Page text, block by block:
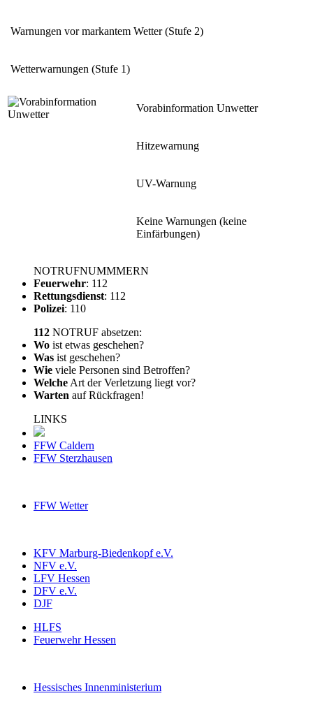
Warnungen vor markantem Wetter (Stufe 2)
Wetterwarnungen (Stufe 1)
Vorabinformation Unwetter
Hitzewarnung
UV-Warnung
Keine Warnungen (keine
Einfärbungen)
NOTRUFNUMMMERN
Feuerwehr: 112
Rettungsdienst: 112
Polizei: 110
112 NOTRUF absetzen:
Wo ist etwas geschehen?
Was ist geschehen?
Wie viele Personen sind Betroffen?
Welche Art der Verletzung liegt vor?
Warten auf Rückfragen!
LINKS
FFW Caldern
FFW Sterzhausen
FFW Wetter
KFV Marburg-Biedenkopf e.V.
NFV e.V.
LFV Hessen
DFV e.V.
DJF
HLFS
Feuerwehr Hessen
Hessisches Innenministerium